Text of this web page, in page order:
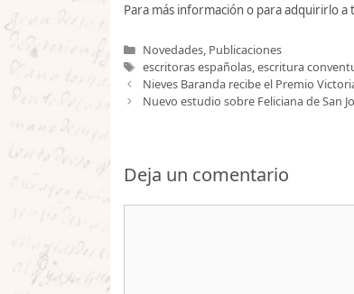
Para más información o para adquirirlo a
Categorías
Novedades, Publicaciones
Etiquetas
escritoras españolas,escritura
Nieves Baranda recibe el Premio
Nuevo estudio sobre Feliciana de San
Deja un comentario